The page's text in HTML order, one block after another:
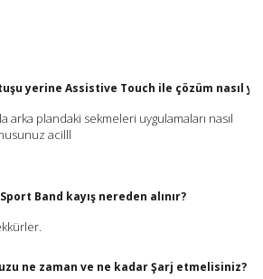
yerine Assistive Touch ile çözüm nasıl
arka plandaki sekmeleri uygulamaları nasıl
acilll
Band kayış nereden alınır?
ne zaman ve ne kadar Şarj etmelisiniz?